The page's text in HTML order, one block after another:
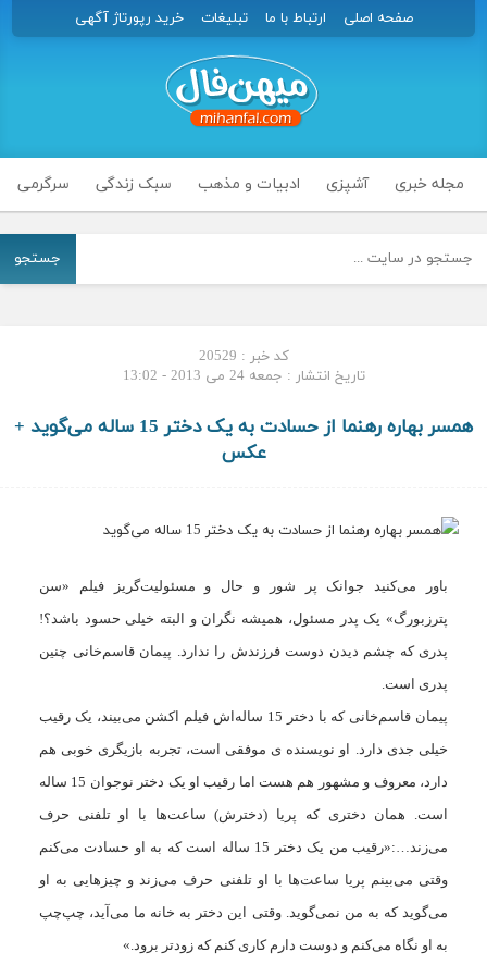
صفحه اصلی ارتباط با ما تبلیغات خرید رپورتاژ آگهی
مجله خبری آشپزی ادبیات و مذهب سبک زندگی سرگرمی
جستجو
کد خبر : 20529
تاریخ انتشار : جمعه 24 می 2013 - 13:02
همسر بهاره رهنما از حسادت به یک دختر 15 ساله می‌گوید +
عکس
باور می‌کنید جوانک پر شور و حال و مسئولیت‌گریز فیلم «سن
پترزبورگ» یک پدر مسئول، همیشه نگران و البته خیلی حسود باشد؟!
پدری که چشم دیدن دوست فرزندش را ندارد. پیمان قاسم‌خانی چنین
پدری است.
پیمان قاسم‌خانیکه با دختر 15 ساله‌اش فیلم‌ اکشن می‌بیند، یک رقیب
خیلی جدی دارد. او نویسنده‌ ی موفقی است، تجربه بازیگری خوبی هم
دارد، معروف و مشهور هم هست اما رقیب او یک دختر نوجوان 15 ساله
است. همان دختری که پریا (دخترش) ساعت‌ها با او تلفنی حرف
می‌زند…:«رقیب من یک دختر 15 ساله است که به او حسادت می‌کنم
وقتی می‌بینم پریا ساعت‌ها با او تلفنی حرف می‌زند و چیزهایی به او
می‌گوید که به من نمی‌گوید. وقتی این دختر به خانه ما می‌آید، چپ‌چپ
به او نگاه می‌کنم و دوست دارم کاری کنم که زودتر برود.»